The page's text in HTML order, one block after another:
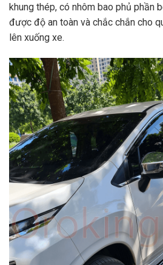
khung thép, có nhôm bao phủ phần
được độ an toàn và chắc chắn cho
lên xuống xe.